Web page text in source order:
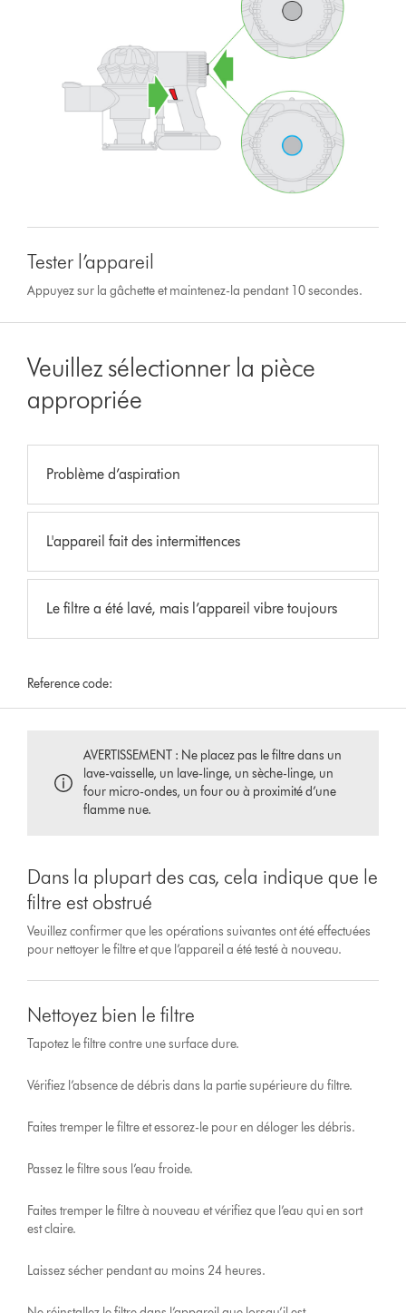
Tester l’appareil
Appuyez sur la gâchette et maintenez-la pendant 10 secondes.
Veuillez sélectionner la pièce
appropriée
Problème d’aspiration
L'appareil fait des intermittences
Le filtre a été lavé, mais l’appareil vibre toujours
Reference code:
AVERTISSEMENT : Ne placez pas le filtre dans un
lave-vaisselle, un lave-linge, un sèche-linge, un
four micro-ondes, un four ou à proximité d’une
flamme nue.
Dans la plupart des cas, cela indique que le
filtre est obstrué
Veuillez confirmer que les opérations suivantes ont été effectuées
pour nettoyer le filtre et que l’appareil a été testé à nouveau.
Nettoyez bien le filtre
Tapotez le filtre contre une surface dure.
Vérifiez l’absence de débris dans la partie supérieure du filtre.
Faites tremper le filtre et essorez-le pour en déloger les débris.
Passez le filtre sous l’eau froide.
Faites tremper le filtre à nouveau et vérifiez que l’eau qui en sort
est claire.
Laissez sécher pendant au moins 24 heures.